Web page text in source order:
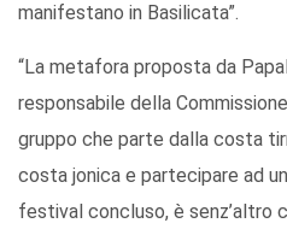
manifestano in Basilicata”.
“La metafora proposta da
responsabile della
gruppo che parte dalla costa
costa jonica e partecipare ad
festival concluso, è senz’altro